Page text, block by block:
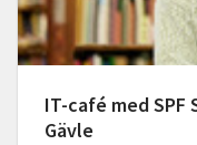
IT-café med SPF
Gävle